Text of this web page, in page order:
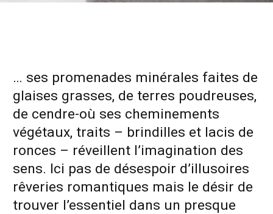
… ses promenades minérales faites de
glaises grasses, de terres poudreuses,
de cendre-où ses cheminements
végétaux, traits – brindilles et lacis de
ronces – réveillent l’imagination des
sens. Ici pas de désespoir d’illusoires
rêveries romantiques mais le désir de
trouver l’essentiel dans un presque